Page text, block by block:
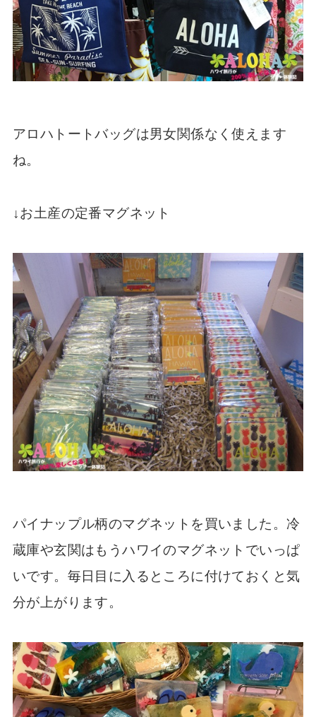
アロハトートバッグは男女関係なく使えます
ね。
↓お土産の定番マグネット
パイナップル柄のマグネットを買いました。冷
蔵庫や玄関はもうハワイのマグネットでいっぱ
いです。毎日目に入るところに付けておくと気
分が上がります。